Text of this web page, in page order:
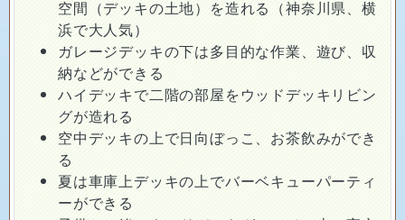
空間（デッキの土地）を造れる（神奈川県、横
浜で大人気）
ガレージデッキの下は多目的な作業、遊び、収
納などができる
ハイデッキで二階の部屋をウッドデッキリビン
グが造れる
空中デッキの上で日向ぼっこ、お茶飲みができ
る
夏は車庫上デッキの上でバーベキューパーティ
ーができる